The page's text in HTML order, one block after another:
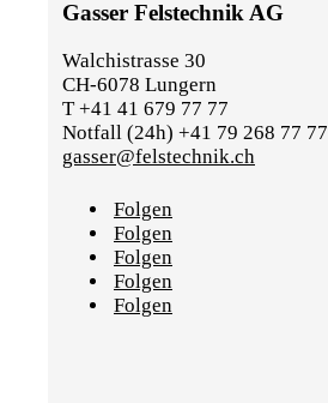
Gasser Felstechnik AG
Walchistrasse 30
CH-6078 Lungern
T +41 41 679 77 77
Notfall (24h) +41 79 268 77 77
gasser@felstechnik.ch
Folgen
Folgen
Folgen
Folgen
Folgen